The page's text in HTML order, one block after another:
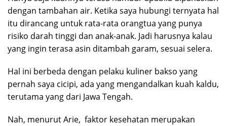
dengan tambahan air. Ketika saya hubungi ternyata hal
itu dirancang untuk rata-rata orangtua yang punya
risiko darah tinggi dan anak-anak. Jadi harusnya kalau
yang ingin terasa asin ditambah garam, sesuai selera.
Hal ini berbeda dengan pelaku kuliner bakso yang
pernah saya cicipi, ada yang mengandalkan kuah kaldu,
terutama yang dari Jawa Tengah.
Nah, menurut Arie, faktor kesehatan merupakan